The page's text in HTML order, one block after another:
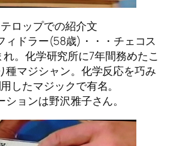
テロップでの紹介文
ィドラー(58歳)・・・チェコス
れ。化学研究所に7年間務めたこ
種マジシャン。化学反応を巧み
したマジックで有名。
ションは野沢雅子さん。